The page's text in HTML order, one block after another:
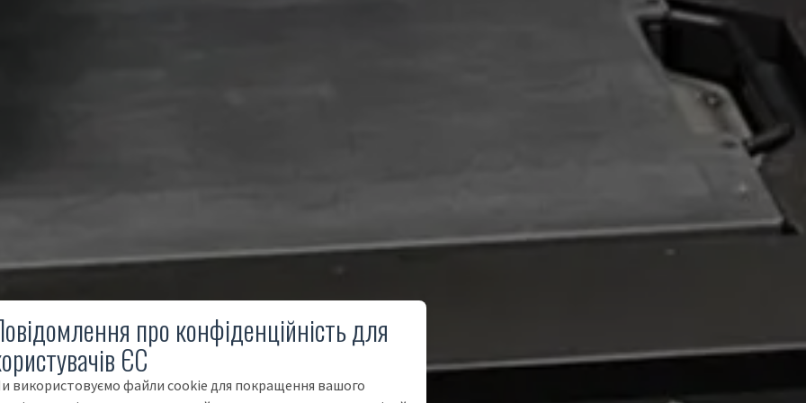
про конфіденційність для
ЄС
використовуємо файли cookie для покращення вашого